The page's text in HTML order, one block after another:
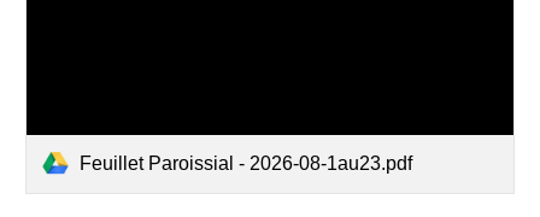
Feuillet Paroissial - 2026-08-1au23.pdf